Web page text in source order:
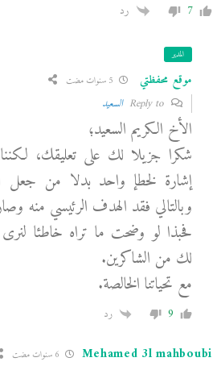
7 رد
المدير
موقع محفظتي
Reply to السعيد
الأخ الكريم السعيد؛
شكرا جزيلا لك على تعليقك،
إشارة لخطإ واحد بدلا من جعل
وبالتالي فقد الهدف الرئيسي منه
فحبذا لو وضحت ما تراه خاطئا
لك من الشاكرين.
مع تحياتنا الخالصة.
9 رد
Mehamed 3l mahboubi